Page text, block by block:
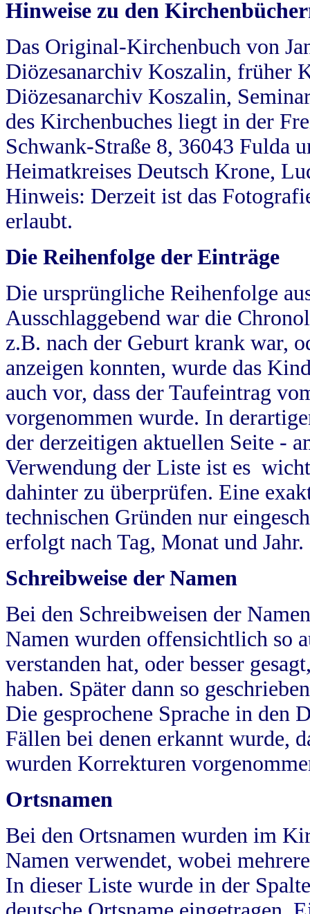
Hinweise zu den
Das Original-Kirchenbuch von
Diözesanarchiv Koszalin, früher
Diözesanarchiv Koszalin,
des Kirchenbuches liegt in der
Schwank-Straße 8, 36043 Fulda
Heimatkreises Deutsch Krone,
Hinweis: Derzeit ist das
erlaubt.
Die Reihenfolge der Einträge
Die ursprüngliche Reihenfolge
Ausschlaggebend war die
z.B. nach der Geburt krank war,
anzeigen konnten, wurde das
auch vor, dass der Taufeintrag
vorgenommen wurde. In
der derzeitigen aktuellen Seite -
Verwendung der Liste ist es
dahinter zu überprüfen. Eine
technischen Gründen nur
erfolgt nach Tag, Monat und Jahr.
Schreibweise der Namen
Bei den Schreibweisen der
Namen wurden offensichtlich so
verstanden hat, oder besser
haben. Später dann so
Die gesprochene Sprache in
Fällen bei denen erkannt wurde,
wurden Korrekturen
Ortsnamen
Bei den Ortsnamen wurden im
Namen verwendet, wobei
In dieser Liste wurde in der